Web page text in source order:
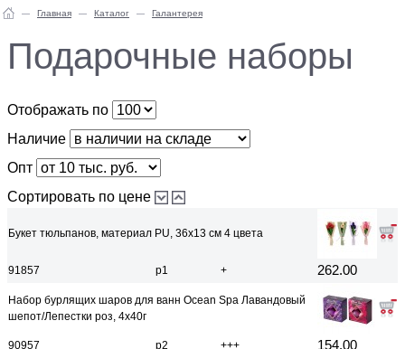
Главная Каталог Галантерея
Подарочные наборы
Отображать по
Наличие
Опт
Сортировать по цене
Букет тюльпанов, материал PU, 36х13 см 4 цвета
91857 р1 + 262.00
Набор бурлящих шаров для ванн Ocean Spa Лавандовый
шепот/Лепестки роз, 4x40г
90957 р2 +++ 154.00